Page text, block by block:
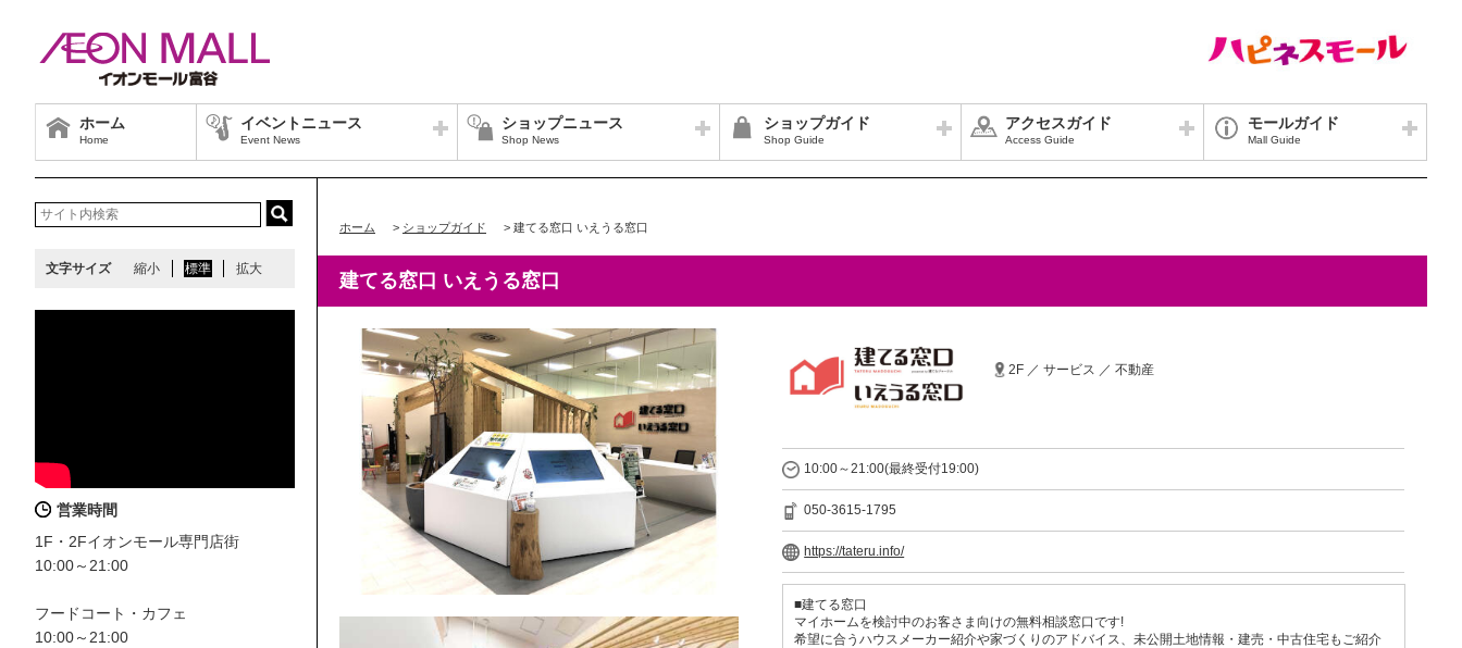
ホーム
Home
イベントニュース
Event News
ショップニュース
Shop News
ショップガイド
Shop Guide
アクセスガイド
Access Guide
モールガイド
Mall Guide
ホーム > ショップガイド > 建てる窓口 いえうる窓口
建てる窓口 いえうる窓口
2F ／ サービス ／ 不動産
10:00～21:00(最終受付19:00)
050-3615-1795
https://tateru.info/
■建てる窓口
マイホームを検討中のお客さま向けの無料相談窓口です!
希望に合うハウスメーカー紹介や家づくりのアドバイス、未公開土地情報・建売・中古住宅もご紹介
文字サイズ 縮小 標準 拡大
営業時間
1F・2Fイオンモール専門店街
10:00～21:00
フードコート・カフェ
10:00～21:00